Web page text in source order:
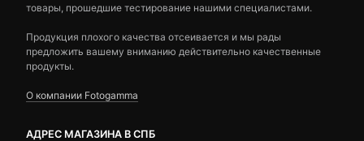
товары, прошедшие тестирование нашими специалистами.
Продукция плохого качества отсеивается и мы рады
предложить вашему вниманию действительно качественные
продукты.
О компании Fotogamma
АДРЕС МАГАЗИНА В СПБ